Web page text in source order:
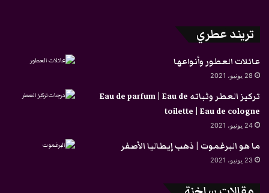
تريند عطري
عائلات العطور وأنواعها
28 يونيو، 2021
تركيز العطر وثباته Eau de parfum | Eau de
toilette | Eau de cologne
24 يونيو، 2021
ما هو البرغموت | ذهب إيطاليا الأصفر
23 يونيو، 2021